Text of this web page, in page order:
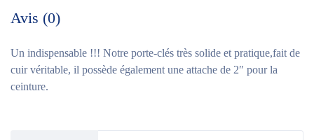
Avis (0)
Un indispensable !!! Notre porte-clés très solide et pratique,fait de
cuir véritable, il possède également une attache de 2″ pour la
ceinture.